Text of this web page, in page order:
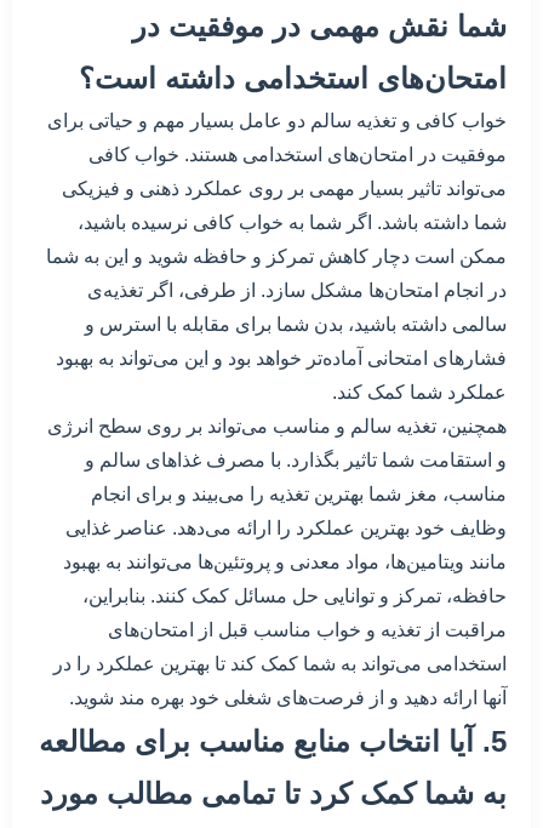
شما نقش مهمی در موفقیت در
امتحان‌های استخدامی داشته است؟
خواب کافی و تغذیه سالم دو عامل بسیار مهم و حیاتی برای
موفقیت در امتحان‌های استخدامی هستند. خواب کافی
می‌تواند تاثیر بسیار مهمی بر روی عملکرد ذهنی و فیزیکی
شما داشته باشد. اگر شما به خواب کافی نرسیده باشید،
ممکن است دچار کاهش تمرکز و حافظه شوید و این به شما
در انجام امتحان‌ها مشکل سازد. از طرفی، اگر تغذیه‌ی
سالمی داشته باشید، بدن شما برای مقابله با استرس و
فشارهای امتحانی آماده‌تر خواهد بود و این می‌تواند به بهبود
عملکرد شما کمک کند.
همچنین، تغذیه سالم و مناسب می‌تواند بر روی سطح انرژی
و استقامت شما تاثیر بگذارد. با مصرف غذاهای سالم و
مناسب، مغز شما بهترین تغذیه را می‌بیند و برای انجام
وظایف خود بهترین عملکرد را ارائه می‌دهد. عناصر غذایی
مانند ویتامین‌ها، مواد معدنی و پروتئین‌ها می‌توانند به بهبود
حافظه، تمرکز و توانایی حل مسائل کمک کنند. بنابراین،
مراقبت از تغذیه و خواب مناسب قبل از امتحان‌های
استخدامی می‌تواند به شما کمک کند تا بهترین عملکرد را در
آنها ارائه دهید و از فرصت‌های شغلی خود بهره مند شوید.
5. آیا انتخاب منابع مناسب برای مطالعه
به شما کمک کرد تا تمامی مطالب مورد